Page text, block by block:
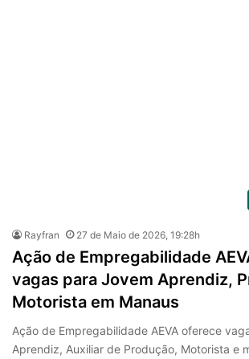
Rayfran 27 de Maio de 2026, 19:28h
Ação de Empregabilidade
vagas para Jovem Aprendiz,
Motorista em Manaus
Ação de Empregabilidade AEVA oferece
Aprendiz, Auxiliar de Produção, Motorista e